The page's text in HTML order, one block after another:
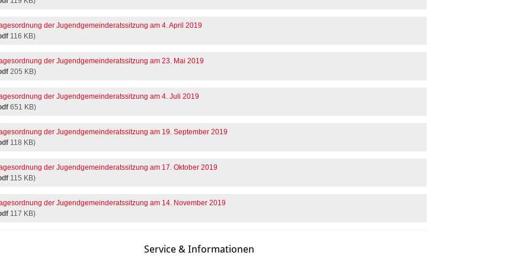
der Jugendgemeinderatssitzung am 4. April 2019
116 KB)
der Jugendgemeinderatssitzung am 23. Mai 2019
205 KB)
der Jugendgemeinderatssitzung am 4. Juli 2019
651 KB)
der Jugendgemeinderatssitzung am 19. September 2019
118 KB)
der Jugendgemeinderatssitzung am 17. Oktober 2019
115 KB)
der Jugendgemeinderatssitzung am 14. November 2019
117 KB)
Service & Informationen